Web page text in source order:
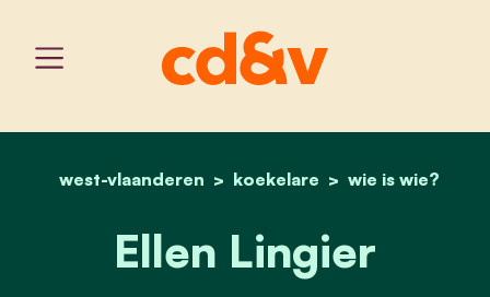
home
west-vlaanderen koekelare wie is wie?
ellen lingier
Ellen Lingier